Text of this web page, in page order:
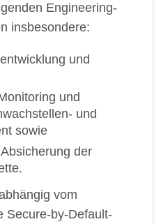
Engineering-
insbesondere:
und
und
und
sowie
der
vom
Secure-by-Default-